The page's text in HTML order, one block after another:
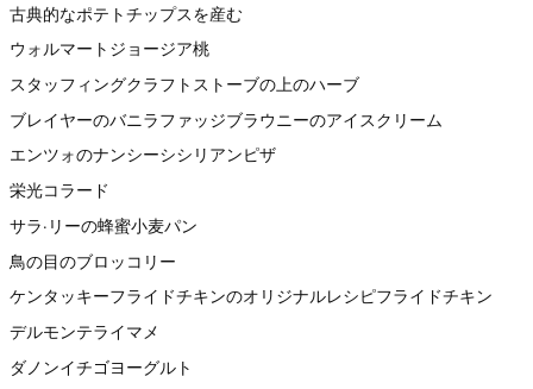
古典的なポテトチップスを産む
ウォルマートジョージア桃
スタッフィングクラフトストーブの上のハーブ
ブレイヤーのバニラファッジブラウニーのアイスクリーム
エンツォのナンシーシシリアンピザ
栄光コラード
サラ·リーの蜂蜜小麦パン
鳥の目のブロッコリー
ケンタッキーフライドチキンのオリジナルレシピフライドチキン
デルモンテライマメ
ダノンイチゴヨーグルト